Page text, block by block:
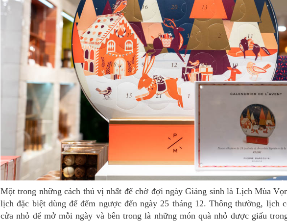
Một trong những cách thú vị nhất để chờ đợi ngày Giáng sinh là Lịch Mùa Vọng. Đây là một loại
lịch đặc biệt dùng để đếm ngược đến ngày 25 tháng 12. Thông thường, lịch
cửa nhỏ để mở mỗi ngày và bên trong là những món quà nhỏ được giấu